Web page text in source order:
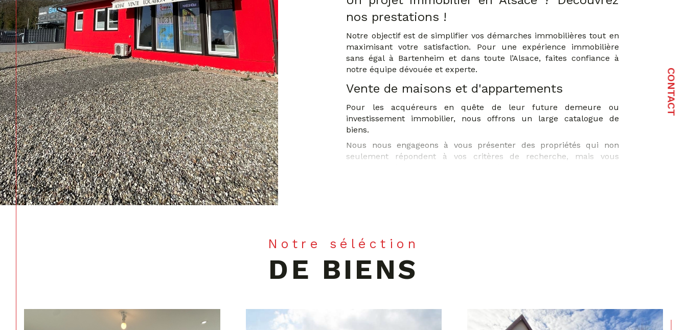
CONTACT
nos prestations !
Notre objectif est de simplifier vos démarches immobilières tout en
maximisant votre satisfaction. Pour une expérience immobilière
sans égal à Bartenheim et dans toute l’Alsace, faites confiance à
notre équipe dévouée et experte.
Vente de maisons et d'appartements
Pour les acquéreurs en quête de leur future demeure ou
investissement immobilier, nous offrons un large catalogue de
biens.
Nous nous engageons à vous présenter des propriétés qui non
seulement répondent à vos critères de recherche, mais vous
Location et gestion locative
Notre service de location s'adresse tant aux propriétaires désireux
de mettre leur bien sur le marché qu'aux locataires en quête de
traitera votre propriété avec respect et soin, assurant ainsi la
sécurité et la rentabilité de votre investissement.
Notre séléction
DE BIENS